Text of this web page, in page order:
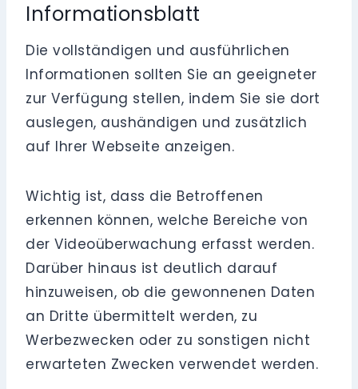
Informationsblatt
Die vollständigen und ausführlichen
Informationen sollten Sie an geeigneter
zur Verfügung stellen, indem Sie sie dort
auslegen, aushändigen und zusätzlich
auf Ihrer Webseite anzeigen.
Wichtig ist, dass die Betroffenen
erkennen können, welche Bereiche von
der Videoüberwachung erfasst werden.
Darüber hinaus ist deutlich darauf
hinzuweisen, ob die gewonnenen Daten
an Dritte übermittelt werden, zu
Werbezwecken oder zu sonstigen nicht
erwarteten Zwecken verwendet werden.